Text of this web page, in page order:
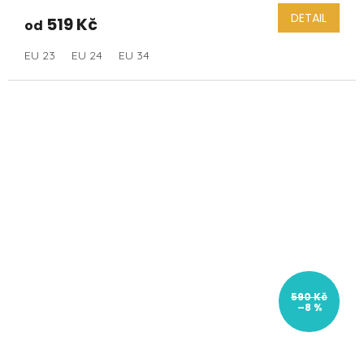
od 519 Kč DETAIL
EU 23 EU 24 EU 34
590 Kč
–8 %